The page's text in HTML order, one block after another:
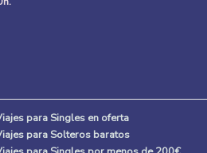
para Singles en oferta
para Solteros baratos